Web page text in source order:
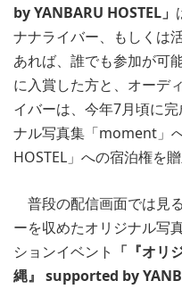
by YANBARU HOSTEL」
ナナライバー、もしくは
あれば、誰でも参加が可
に入賞した方と、オーデ
イバーは、今年7月頃に
ナル写真集「moment」
HOSTEL」への宿泊権を
普段の配信画面では見
ーを収めたオリジナル写
ションイベント 「『オリ
縄』 supported by